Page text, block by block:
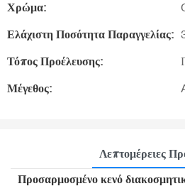
Χρώμα:
Ελάχιστη Ποσότητα Παραγγελίας:
Τόπος Προέλευσης:
Μέγεθος:
Λεπτομέρειες
Προσαρμοσμένο κενό